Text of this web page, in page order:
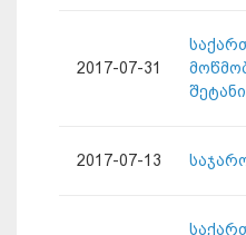
2017-07-31
2017-07-13